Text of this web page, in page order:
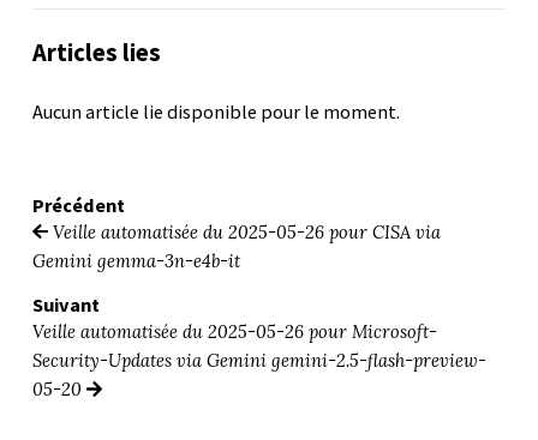
Articles lies
Aucun article lie disponible pour le moment.
Précédent
Veille automatisée du 2025-05-26 pour CISA via
Gemini gemma-3n-e4b-it
Suivant
Veille automatisée du 2025-05-26 pour Microsoft-
Security-Updates via Gemini gemini-2.5-flash-preview-
05-20